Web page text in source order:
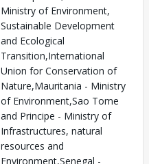
Ministry of Environment,
Sustainable Development
and Ecological
Transition,International
Union for Conservation of
Nature,Mauritania - Ministry
of Environment,Sao Tome
and Principe - Ministry of
Infrastructures, natural
resources and
Environment,Senegal -